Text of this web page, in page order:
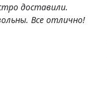
доставили.
Все отлично!